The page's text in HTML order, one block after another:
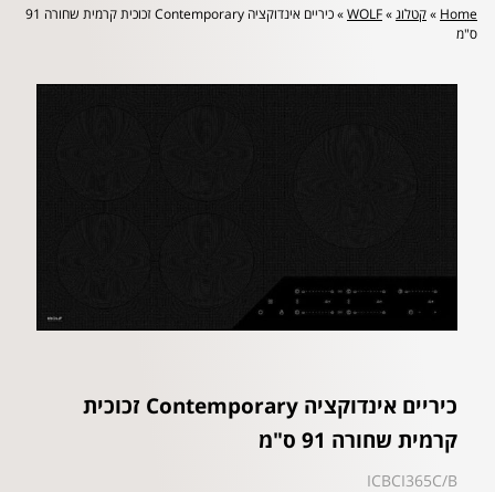
Home
»קטלוג»
WOLF
»
כיריים אינדוקציה Contemporary זכוכית קרמית שחורה 91
ס"מ
כיריים אינדוקציה Contemporary זכוכית
קרמית שחורה 91 ס"מ
ICBCI365C/B